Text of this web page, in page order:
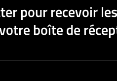
pour recevoir
boîte de